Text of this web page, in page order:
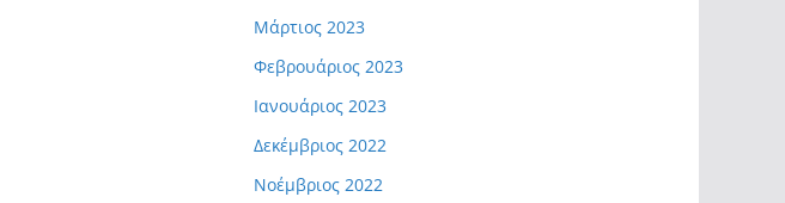
Μάρτιος 2023
Φεβρουάριος 2023
Ιανουάριος 2023
Δεκέμβριος 2022
Νοέμβριος 2022